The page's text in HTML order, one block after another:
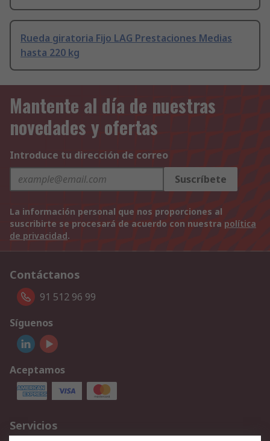
Rueda giratoria Fijo LAG Prestaciones Medias
hasta 220 kg
Mantente al día de nuestras
novedades y ofertas
Introduce tu dirección de correo
Suscríbete
La información personal que nos proporciones al
suscribirte se procesará de acuerdo con nuestra política
de privacidad.
Contáctanos
91 512 96 99
Síguenos
Aceptamos
Servicios